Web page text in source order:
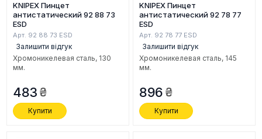
KNIPEX Пинцет
антистатический 92 88 73
ESD
Арт. 92 88 73 ESD
Залишити відгук
Хромоникелевая сталь, 130
мм.
483
Купити
KNIPEX Пинцет
антистатический 92 78 77
ESD
Арт. 92 78 77 ESD
Залишити відгук
Хромоникелевая сталь, 145
мм.
896
Купити